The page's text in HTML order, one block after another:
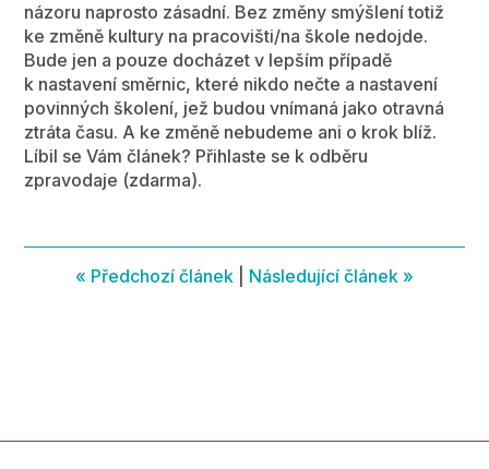
názoru naprosto zásadní. Bez změny smýšlení totiž
ke změně kultury na pracovišti/na škole nedojde.
Bude jen a pouze docházet v lepším případě
k nastavení směrnic, které nikdo nečte a nastavení
povinných školení, jež budou vnímaná jako otravná
ztráta času. A ke změně nebudeme ani o krok blíž.
Líbil se Vám článek? Přihlaste se k odběru
zpravodaje (zdarma).
« Předchozí článek Následující článek »